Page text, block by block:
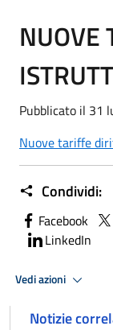
NUOVE
Pubblicato il 31
Nuove tariffe
Condividi:
Facebook
LinkedIn
Vedi azioni
Notizie